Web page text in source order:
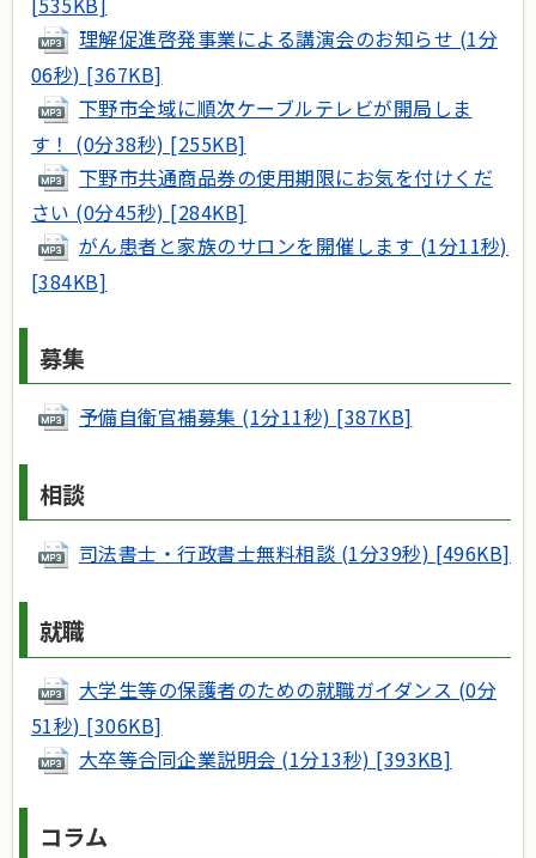
理解促進啓発事業による講演会のお知らせ (1分
06秒) [367KB]
下野市全域に順次ケーブルテレビが開局しま
す！ (0分38秒) [255KB]
下野市共通商品券の使用期限にお気を付けくだ
さい (0分45秒) [284KB]
がん患者と家族のサロンを開催します (1分11秒)
[384KB]
募集
予備自衛官補募集 (1分11秒) [387KB]
相談
司法書士・行政書士無料相談 (1分39秒) [496KB]
就職
大学生等の保護者のための就職ガイダンス (0分
51秒) [306KB]
大卒等合同企業説明会 (1分13秒) [393KB]
コラム